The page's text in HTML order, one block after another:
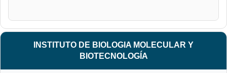
INSTITUTO DE BIOLOGIA MOLECULAR Y
BIOTECNOLOGÍA